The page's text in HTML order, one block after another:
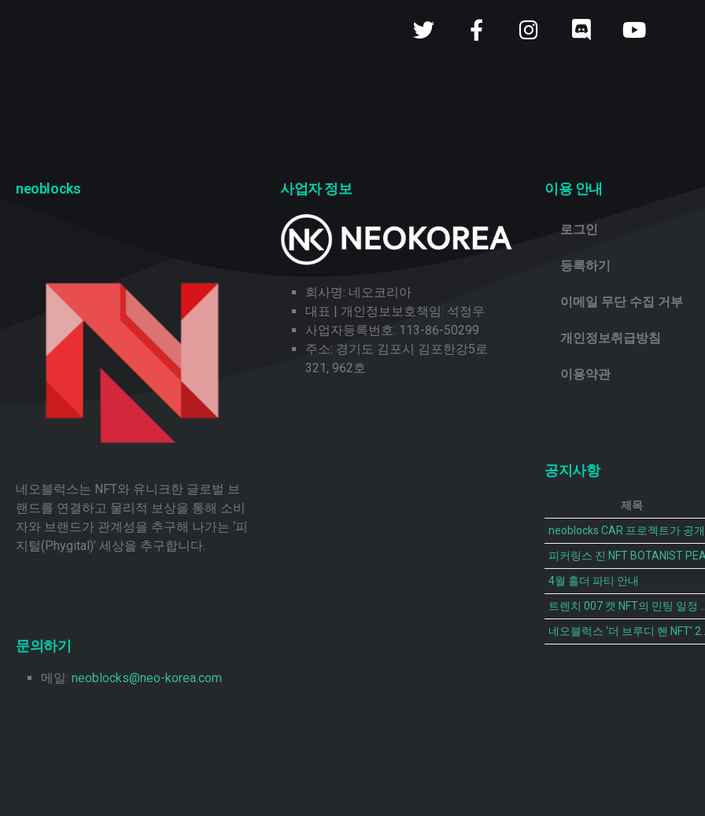
neoblocks
네오블럭스는 NFT와 유니크한 글로벌 브
랜드를 연결하고 물리적 보상을 통해 소비
자와 브랜드가 관계성을 추구해 나가는 ‘피
지털(Phygital)’ 세상을 추구합니다.
문의하기
메일: neoblocks@neo-korea.com
사업자 정보
회사명: 네오코리아
대표 | 개인정보보호책임: 석정우
사업자등록번호: 113-86-50299
주소: 경기도 김포시 김포한강5로
321, 962호
이용 안내
로그인
등록하기
이메일 무단 수집 거부
개인정보취급방침
이용약관
공지사항
제목
4월 홀더 파티 안내